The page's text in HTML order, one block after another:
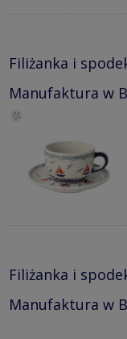
Filiżanka i
Manufaktura w
Filiżanka i
Manufaktura w